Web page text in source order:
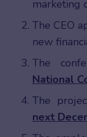
marketing
The CEO
new
The
National
The
next